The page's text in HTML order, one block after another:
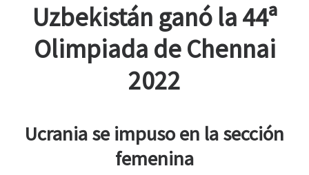
Uzbekistán ganó la 44ª
Olimpiada de Chennai
2022
Ucrania se impuso en la sección
femenina